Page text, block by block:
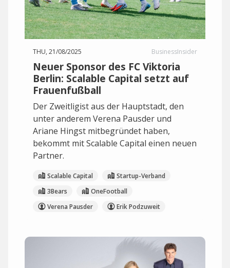
THU, 21/08/2025 BusinessInsider
Neuer Sponsor des FC Viktoria
Berlin: Scalable Capital setzt auf
Frauenfußball
Der Zweitligist aus der Hauptstadt, den
unter anderem Verena Pausder und
Ariane Hingst mitbegründet haben,
bekommt mit Scalable Capital einen neuen
Partner.
Scalable Capital
Startup-Verband
3Bears
OneFootball
Verena Pausder
Erik Podzuweit